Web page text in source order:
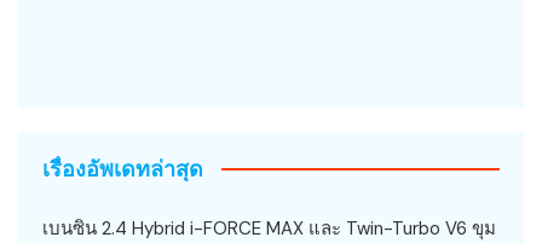
เรื่องอัพเดทล่าสุด
เบนซิน 2.4 Hybrid i-FORCE MAX และ Twin-Turbo V6 ขุม